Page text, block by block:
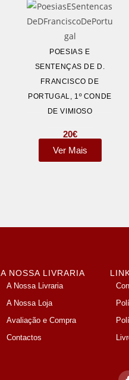
POESIAS E
SENTENÇAS DE D.
FRANCISCO DE
PORTUGAL, 1º CONDE
DE VIMIOSO
20€
Ver Mais
A NOSSA LIVRARIA
A Nossa Livraria
A Nossa Loja
Avaliação e Compra
Contactos